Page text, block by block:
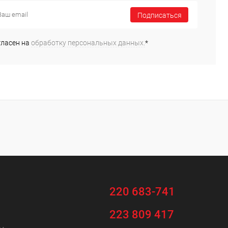
в 1 клик Подписаться
на обработку персональных данных. *
220 683-741
223 809 417